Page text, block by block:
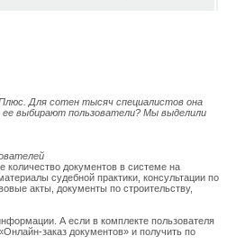
Для сотен тысяч специалистов она
выбирают пользователи? Мы выделили
документов в системе на
судебной практики, консультации по
акты, документы по строительству,
А если в комплекте пользователя
заказ документов» и получить по